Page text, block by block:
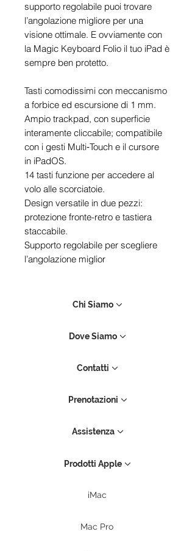
supporto regolabile puoi trovare
l’angolazione migliore per una
visione ottimale. E ovviamente con
la Magic Keyboard Folio il tuo iPad è
sempre ben protetto.
Tasti comodissimi con meccanismo
a forbice ed escursione di 1 mm.
Ampio trackpad, con superficie
interamente cliccabile; compatibile
con i gesti Multi‑Touch e il cursore
in iPadOS.
14 tasti funzione per accedere al
volo alle scorciatoie.
Design versatile in due pezzi:
protezione fronte-retro e tastiera
staccabile.
Supporto regolabile per scegliere
l’angolazione miglior
Chi Siamo
Dove Siamo
Contatti
Prenotazioni
Assistenza
Prodotti Apple
iMac
Mac Pro